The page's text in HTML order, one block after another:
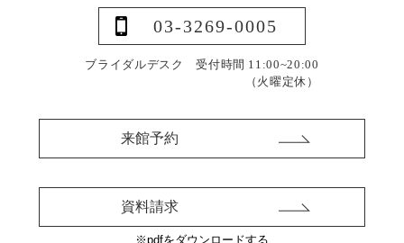
03-3269-0005
ブライダルデスク 受付時間 11:00~20:00
（火曜定休）
来館予約
資料請求
※pdfをダウンロードする